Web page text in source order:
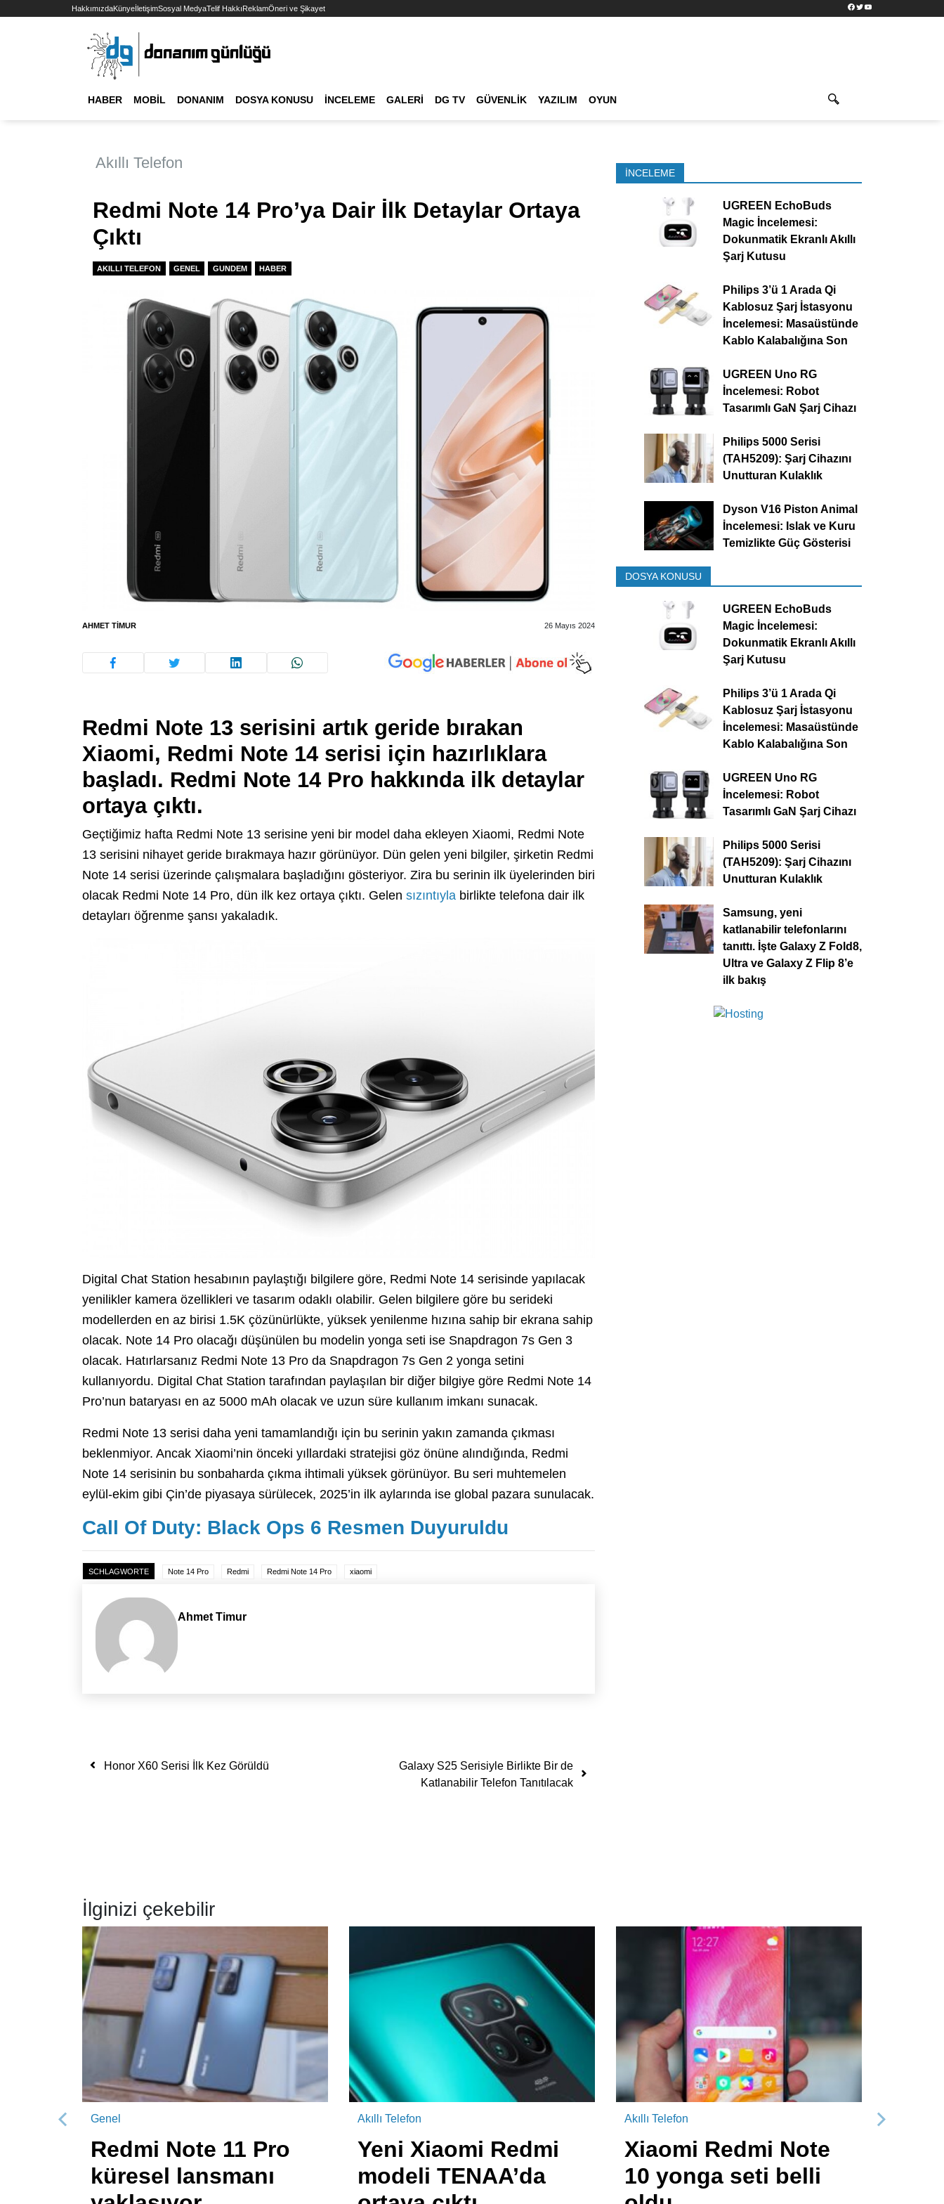
HakkımızdaKünyeİletişimSosyal MedyaTelif HakkıReklamÖneri ve Şikayet Facebook
TwitterYouTube
HABER MOBIL DONANIM DOSYA KONUSU İNCELEME GALERI DG TV GÜVENLIK YAZILIM OYUN
Akıllı Telefon
Redmi Note 14 Pro’ya Dair İlk Detaylar Ortaya
Çıktı
AKILLI TELEFON GENEL GUNDEM HABER
AHMET TIMUR 26 Mayıs 2024
Redmi Note 13 serisini artık geride bırakan
Xiaomi, Redmi Note 14 serisi için hazırlıklara
başladı. Redmi Note 14 Pro hakkında ilk detaylar
ortaya çıktı.
Geçtiğimiz hafta Redmi Note 13 serisine yeni bir model daha ekleyen Xiaomi, Redmi Note
13 serisini nihayet geride bırakmaya hazır görünüyor. Dün gelen yeni bilgiler, şirketin Redmi
Note 14 serisi üzerinde çalışmalara başladığını gösteriyor. Zira bu serinin ilk üyelerinden biri
olacak Redmi Note 14 Pro, dün ilk kez ortaya çıktı. Gelen sızıntıyla birlikte telefona dair ilk
detayları öğrenme şansı yakaladık.
Digital Chat Station hesabının paylaştığı bilgilere göre, Redmi Note 14 serisinde yapılacak
yenilikler kamera özellikleri ve tasarım odaklı olabilir. Gelen bilgilere göre bu serideki
modellerden en az birisi 1.5K çözünürlükte, yüksek yenilenme hızına sahip bir ekrana sahip
olacak. Note 14 Pro olacağı düşünülen bu modelin yonga seti ise Snapdragon 7s Gen 3
olacak. Hatırlarsanız Redmi Note 13 Pro da Snapdragon 7s Gen 2 yonga setini
kullanıyordu. Digital Chat Station tarafından paylaşılan bir diğer bilgiye göre Redmi Note 14
Pro’nun bataryası en az 5000 mAh olacak ve uzun süre kullanım imkanı sunacak.
Redmi Note 13 serisi daha yeni tamamlandığı için bu serinin yakın zamanda çıkması
beklenmiyor. Ancak Xiaomi’nin önceki yıllardaki stratejisi göz önüne alındığında, Redmi
Note 14 serisinin bu sonbaharda çıkma ihtimali yüksek görünüyor. Bu seri muhtemelen
eylül-ekim gibi Çin’de piyasaya sürülecek, 2025’in ilk aylarında ise global pazara sunulacak.
Call Of Duty: Black Ops 6 Resmen Duyuruldu
SCHLAGWORTE Note 14 Pro Redmi Redmi Note 14 Pro xiaomi
Ahmet Timur
Yazı dolaşımı
Honor X60 Serisi İlk Kez Görüldü
Galaxy S25 Serisiyle Birlikte Bir de
Katlanabilir Telefon Tanıtılacak
İNCELEME
UGREEN EchoBuds
Magic İncelemesi:
Dokunmatik Ekranlı Akıllı
Şarj Kutusu
Philips 3’ü 1 Arada Qi
Kablosuz Şarj İstasyonu
İncelemesi: Masaüstünde
Kablo Kalabalığına Son
UGREEN Uno RG
İncelemesi: Robot
Tasarımlı GaN Şarj Cihazı
Philips 5000 Serisi
(TAH5209): Şarj Cihazını
Unutturan Kulaklık
Dyson V16 Piston Animal
İncelemesi: Islak ve Kuru
Temizlikte Güç Gösterisi
DOSYA KONUSU
UGREEN EchoBuds
Magic İncelemesi:
Dokunmatik Ekranlı Akıllı
Şarj Kutusu
Philips 3’ü 1 Arada Qi
Kablosuz Şarj İstasyonu
İncelemesi: Masaüstünde
Kablo Kalabalığına Son
UGREEN Uno RG
İncelemesi: Robot
Tasarımlı GaN Şarj Cihazı
Philips 5000 Serisi
(TAH5209): Şarj Cihazını
Unutturan Kulaklık
Samsung, yeni
katlanabilir telefonlarını
tanıttı. İşte Galaxy Z Fold8,
Ultra ve Galaxy Z Flip 8’e
ilk bakış
İlginizi çekebilir
Genel
Redmi Note 11 Pro
küresel lansmanı
Akıllı Telefon
Yeni Xiaomi Redmi
modeli TENAA’da
Akıllı Telefon
Xiaomi Redmi Note
10 yonga seti belli
Önceki Sonraki